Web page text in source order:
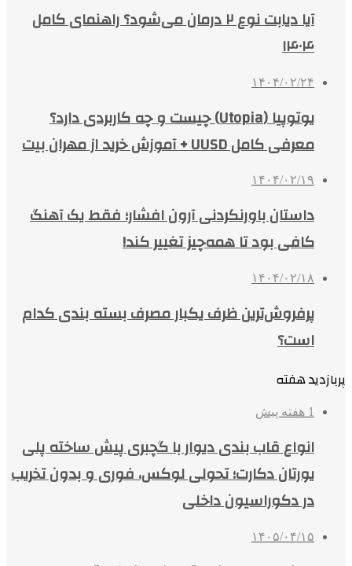
آیا دیابت نوع ۲ درمان می‌شود؟ راهنمای کامل
۱۴۰۴
۱۴۰۴/۰۲/۲۴
یوتوپیا (Utopia) چیست و چه کاربردی دارد؟
معرفی کامل UUSD + آموزش خرید از مهران بیت
۱۴۰۴/۰۲/۱۹
داستان باورنکردنی آرون افشار؛ فقط یک آهنگ
کافی بود تا همه‌چیز تغییر کند!
۱۴۰۴/۰۲/۱۸
پرفروش‌ترین ظرف یکبار مصرف بسته بندی کدام
است؟
پربازدید هفته
1 هفته پیش
انواع قاب بندی دیوار با گچبری پیش ساخته پلی
یورتان دکارت؛ تحولی لوکس، فوری و بدون تخریب
در دکوراسیون داخلی
۱۴۰۵/۰۴/۱۵